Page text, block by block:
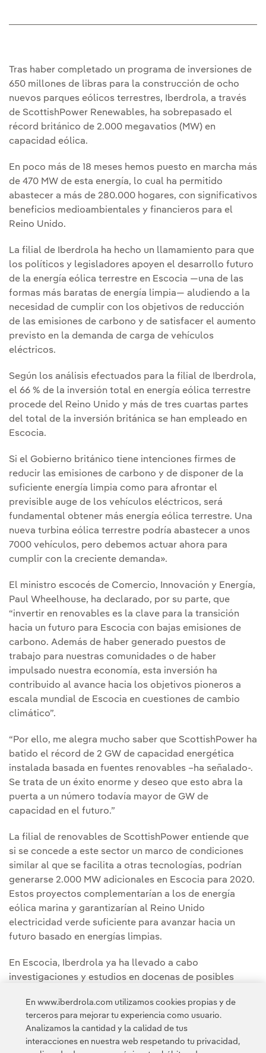
Tras haber completado un programa de inversiones de
650 millones de libras para la construcción de ocho
nuevos parques eólicos terrestres, Iberdrola, a través
de ScottishPower Renewables, ha sobrepasado el
récord británico de 2.000 megavatios (MW) en
capacidad eólica.
En poco más de 18 meses hemos puesto en marcha más
de 470 MW de esta energía, lo cual ha permitido
abastecer a más de 280.000 hogares, con significativos
beneficios medioambientales y financieros para el
Reino Unido.
La filial de Iberdrola ha hecho un llamamiento para que
los políticos y legisladores apoyen el desarrollo futuro
de la energía eólica terrestre en Escocia —una de las
formas más baratas de energía limpia— aludiendo a la
necesidad de cumplir con los objetivos de reducción
de las emisiones de carbono y de satisfacer el aumento
previsto en la demanda de carga de vehículos
eléctricos.
Según los análisis efectuados para la filial de Iberdrola,
el 66 % de la inversión total en energía eólica terrestre
procede del Reino Unido y más de tres cuartas partes
del total de la inversión británica se han empleado en
Escocia.
Si el Gobierno británico tiene intenciones firmes de
reducir las emisiones de carbono y de disponer de la
suficiente energía limpia como para afrontar el
previsible auge de los vehículos eléctricos, será
fundamental obtener más energía eólica terrestre. Una
nueva turbina eólica terrestre podría abastecer a unos
7000 vehículos, pero debemos actuar ahora para
cumplir con la creciente demanda».
El ministro escocés de Comercio, Innovación y Energía,
Paul Wheelhouse, ha declarado, por su parte, que
“invertir en renovables es la clave para la transición
hacia un futuro para Escocia con bajas emisiones de
carbono. Además de haber generado puestos de
trabajo para nuestras comunidades o de haber
impulsado nuestra economía, esta inversión ha
contribuido al avance hacia los objetivos pioneros a
escala mundial de Escocia en cuestiones de cambio
climático”.
“Por ello, me alegra mucho saber que ScottishPower ha
batido el récord de 2 GW de capacidad energética
instalada basada en fuentes renovables –ha señalado-.
Se trata de un éxito enorme y deseo que esto abra la
puerta a un número todavía mayor de GW de
capacidad en el futuro.”
La filial de renovables de ScottishPower entiende que
si se concede a este sector un marco de condiciones
similar al que se facilita a otras tecnologías, podrían
generarse 2.000 MW adicionales en Escocia para 2020.
Estos proyectos complementarían a los de energía
eólica marina y garantizarían al Reino Unido
electricidad verde suficiente para avanzar hacia un
futuro basado en energías limpias.
En Escocia, Iberdrola ya ha llevado a cabo
investigaciones y estudios en docenas de posibles
podrían aportar una capacidad adicional de cientos de
megavatios de energía limpia.
En www.iberdrola.com utilizamos cookies propias y de
terceros para mejorar tu experiencia como usuario.
Analizamos la cantidad y la calidad de tus
interacciones en nuestra web respetando tu privacidad,